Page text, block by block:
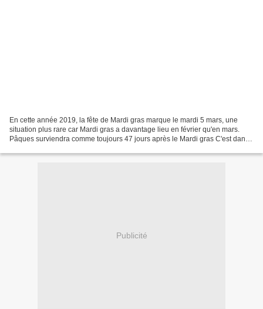
En cette année 2019, la fête de Mardi gras marque le mardi 5 mars, une
situation plus rare car Mardi gras a davantage lieu en février qu'en mars.
Pâques surviendra comme toujours 47 jours après le Mardi gras C'est dans
Publicité